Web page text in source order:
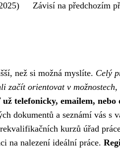
Závisí na předchozím
než si možná myslíte. Celý
začít orientovat v
telefonicky, emailem, nebo
dokumentů a seznámí vás s
kurzů úřad
na nalezení ideální práce.